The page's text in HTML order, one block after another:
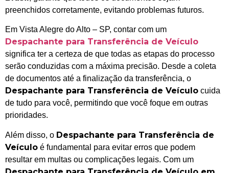
preenchidos corretamente, evitando problemas futuros.
Em Vista Alegre do Alto – SP, contar com um
Despachante para Transferência de Veículo
significa ter a certeza de que todas as etapas do processo
serão conduzidas com a máxima precisão. Desde a coleta
de documentos até a finalização da transferência, o
Despachante para Transferência de Veículo cuida
de tudo para você, permitindo que você foque em outras
prioridades.
Além disso, o Despachante para Transferência de
Veículo é fundamental para evitar erros que podem
resultar em multas ou complicações legais. Com um